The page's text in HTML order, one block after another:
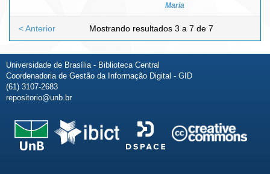
Maria
Mostrando resultados 3 a 7 de 7
< Anterior
Universidade de Brasília - Biblioteca Central
Coordenadoria de Gestão da Informação Digital - GID
(61) 3107-2683
repositorio@unb.br